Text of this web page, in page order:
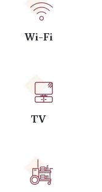
Wi-Fi
TV